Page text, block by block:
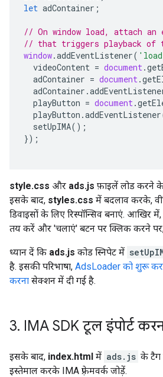
let adContainer ;
// On window load, attach
// that triggers playback of
window.addEventListener(
videoContent = document.
adContainer = document.
adContainer .
playButton = document.
playButton .addEventListener
setUpIMA();
});
style.css और ads.js फ़ाइलें लोड करने
इसके बाद, styles.css में बदलाव करके,
डिवाइसों के लिए रिस्पॉन्सिव बनाएं. आखिर में,
तय करें और 'चलाएं' बटन पर क्लिक करने पर,
ध्यान दें कि ads.js कोड स्निपेट में
है. इसकी परिभाषा, AdsLoader को शुरू
करना सेक्शन में दी गई है.
3. IMA SDK टूल इंपोर्ट
इसके बाद, index.html में ads.js के टैग
इस्तेमाल करके IMA फ़्रेमवर्क जोड़ें.